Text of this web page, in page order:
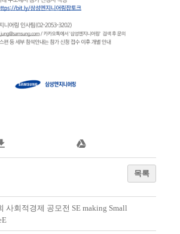
목록
사회적경제 공모전 SE making Small